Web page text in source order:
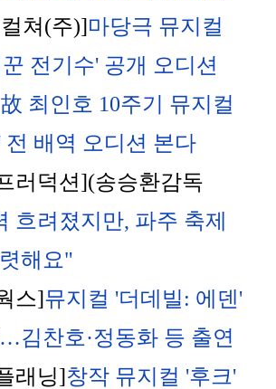
쳐(주)]마당극 뮤지컬
전기수' 공개 오디션
故 최인호 10주기 뮤지컬
전 배역 오디션 본다
러덕션](송승환감독
흐려졌지만, 파주 축제
해요"
스]뮤지컬 '더데빌: 에덴'
김찬호·정동화 등 출연
래닝]창작 뮤지컬 '후크'